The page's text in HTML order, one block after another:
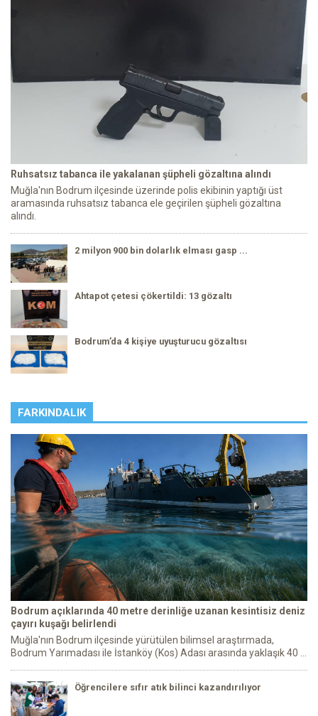
Ruhsatsız tabanca ile yakalanan şüpheli gözaltına alındı
Muğla'nın Bodrum ilçesinde üzerinde polis ekibinin yaptığı üst
aramasında ruhsatsız tabanca ele geçirilen şüpheli gözaltına
alındı.
2 milyon 900 bin dolarlık elması gasp ...
Ahtapot çetesi çökertildi: 13 gözaltı
Bodrum’da 4 kişiye uyuşturucu gözaltısı
FARKINDALIK
Bodrum açıklarında 40 metre derinliğe uzanan kesintisiz deniz
çayırı kuşağı belirlendi
Muğla'nın Bodrum ilçesinde yürütülen bilimsel araştırmada,
Bodrum Yarımadası ile İstanköy (Kos) Adası arasında yaklaşık 40 ...
Öğrencilere sıfır atık bilinci kazandırılıyor